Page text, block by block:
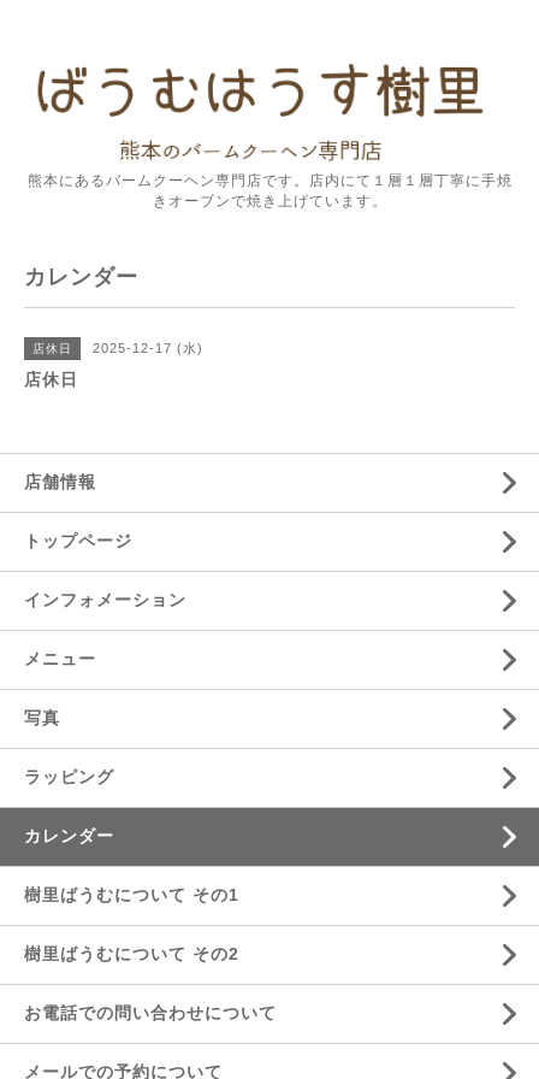
熊本にあるバームクーヘン専門店です。店内にて１層１層丁寧に手焼
きオーブンで焼き上げています。
カレンダー
店休日 2025-12-17 (水)
店休日
店舗情報
トップページ
インフォメーション
メニュー
写真
ラッピング
カレンダー
樹里ばうむについて その1
樹里ばうむについて その2
お電話での問い合わせについて
メールでの予約について